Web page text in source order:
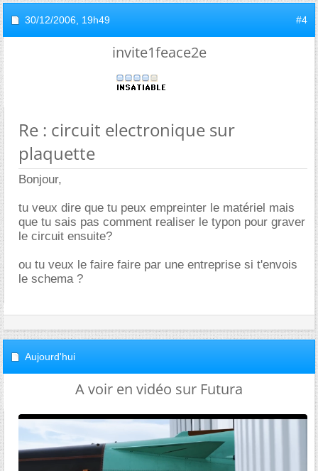
30/12/2006, 19h49 #4
invite1feace2e
Re : circuit electronique sur
plaquette
Bonjour,
tu veux dire que tu peux empreinter le matériel mais
que tu sais pas comment realiser le typon pour graver
le circuit ensuite?
ou tu veux le faire faire par une entreprise si t'envois
le schema ?
Aujourd'hui
A voir en vidéo sur Futura